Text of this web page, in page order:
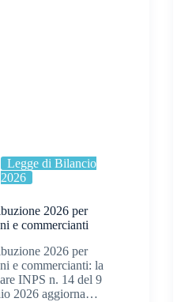
Legge di Bilancio
2026
2026 per
e commercianti
2026 per
e commercianti: la
INPS n. 14 del 9
2026 aggiorna…